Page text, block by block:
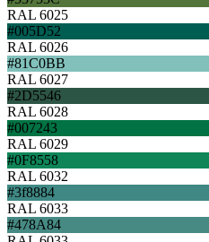
RAL 6025
#005D52
RAL 6026
#81C0BB
RAL 6027
#2D5546
RAL 6028
#007243
RAL 6029
#0F8558
RAL 6032
#3f8884
RAL 6033
#478A84